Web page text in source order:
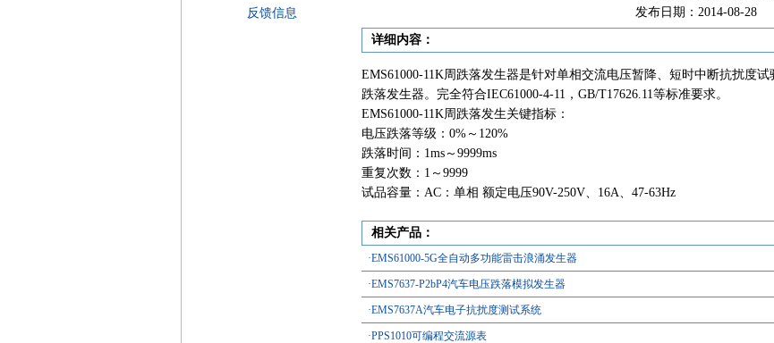
反馈信息
发布日期：2014-08-28
详细内容：
EMS61000-11K周跌落发生器是针对单相交流电压暂降、短时中断抗扰度
跌落发生器。完全符合IEC61000-4-11，GB/T17626.11等标准要求。
EMS61000-11K周跌落发生关键指标：
电压跌落等级：0%～120%
跌落时间：1ms～9999ms
重复次数：1～9999
试品容量：AC：单相 额定电压90V-250V、16A、47-63Hz
相关产品：
·EMS61000-5G全自动多功能雷击浪涌发生器
·EMS7637-P2bP4汽车电压跌落模拟发生器
·EMS7637A汽车电子抗扰度测试系统
·PPS1010可编程交流源表